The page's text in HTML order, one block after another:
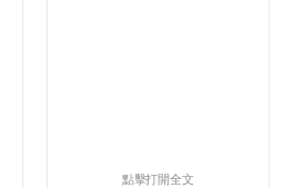
點擊打開全文